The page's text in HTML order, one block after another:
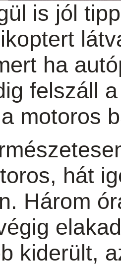
is jól
ha
felszáll
motoros
hát
Három
kiderült,